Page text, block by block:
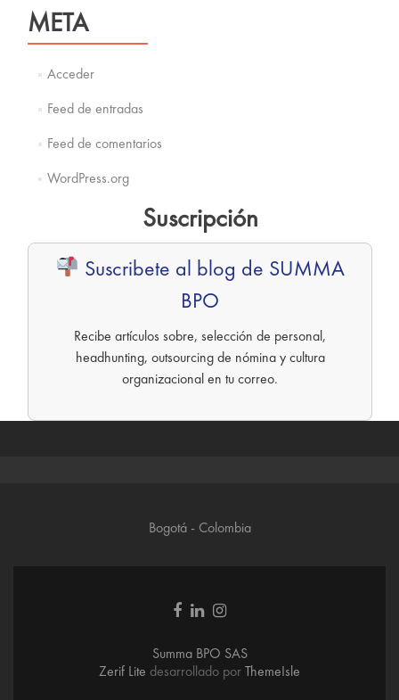
META
Acceder
Feed de entradas
Feed de comentarios
WordPress.org
Suscripción
Suscribete al blog de SUMMA
BPO
Recibe artículos sobre, selección de personal,
headhunting, outsourcing de nómina y cultura
organizacional en tu correo.
Bogotá - Colombia
Enlace
Facebook
Enlace
Linkedin
Enlace
instagram
Summa BPO SAS
Zerif Lite desarrollado porThemeIsle